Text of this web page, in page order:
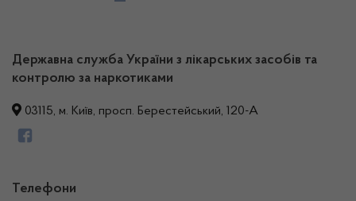
Державна служба України з лікарських засобів та
контролю за наркотиками
03115, м. Київ, просп. Берестейський, 120-А
Телефони